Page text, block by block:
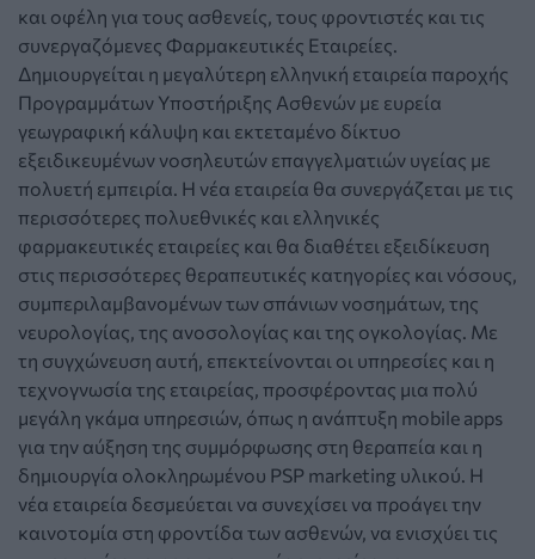
και οφέλη για τους ασθενείς, τους φροντιστές και τις
συνεργαζόμενες Φαρμακευτικές Εταιρείες.
Δημιουργείται η μεγαλύτερη ελληνική εταιρεία παροχής
Προγραμμάτων Υποστήριξης Ασθενών με ευρεία
γεωγραφική κάλυψη και εκτεταμένο δίκτυο
εξειδικευμένων νοσηλευτών επαγγελματιών υγείας με
πολυετή εμπειρία. Η νέα εταιρεία θα συνεργάζεται με τις
περισσότερες πολυεθνικές και ελληνικές
φαρμακευτικές εταιρείες και θα διαθέτει εξειδίκευση
στις περισσότερες θεραπευτικές κατηγορίες και νόσους,
συμπεριλαμβανομένων των σπάνιων νοσημάτων, της
νευρολογίας, της ανοσολογίας και της ογκολογίας. Με
τη συγχώνευση αυτή, επεκτείνονται οι υπηρεσίες και η
τεχνογνωσία της εταιρείας, προσφέροντας μια πολύ
μεγάλη γκάμα υπηρεσιών, όπως η ανάπτυξη mobile apps
για την αύξηση της συμμόρφωσης στη θεραπεία και η
δημιουργία ολοκληρωμένου PSP marketing υλικού. Η
νέα εταιρεία δεσμεύεται να συνεχίσει να προάγει την
καινοτομία στη φροντίδα των ασθενών, να ενισχύει τις